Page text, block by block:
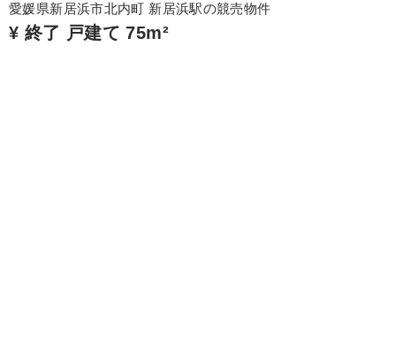
愛媛県新居浜市北内町 新居浜駅の競売物件
¥ 終了 戸建て 75m²